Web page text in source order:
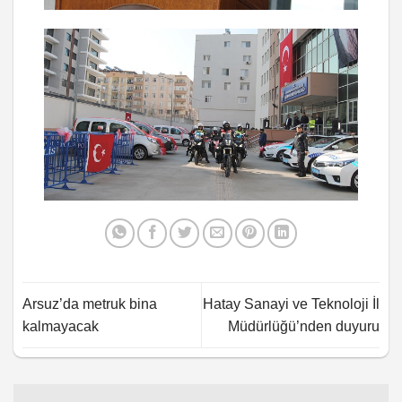
Arsuz’da metruk bina
kalmayacak
Hatay Sanayi ve Teknoloji İl
Müdürlüğü’nden duyuru